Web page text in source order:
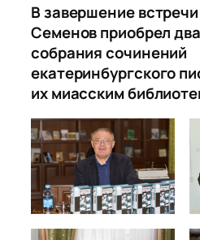
В завершение
Семенов приобрел
собрания сочинений
екатеринбургского
их миасским